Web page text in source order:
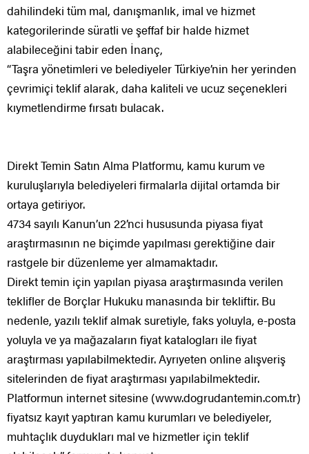
dahilindeki tüm mal, danışmanlık, imal ve hizmet
kategorilerinde süratli ve şeffaf bir halde hizmet
alabileceğini tabir eden İnanç,
“Taşra yönetimleri ve belediyeler Türkiye’nin her yerinden
çevrimiçi teklif alarak, daha kaliteli ve ucuz seçenekleri
kıymetlendirme fırsatı bulacak.
Direkt Temin Satın Alma Platformu, kamu kurum ve
kuruluşlarıyla belediyeleri firmalarla dijital ortamda bir
ortaya getiriyor.
4734 sayılı Kanun’un 22’nci hususunda piyasa fiyat
araştırmasının ne biçimde yapılması gerektiğine dair
rastgele bir düzenleme yer almamaktadır.
Direkt temin için yapılan piyasa araştırmasında verilen
teklifler de Borçlar Hukuku manasında bir tekliftir. Bu
nedenle, yazılı teklif almak suretiyle, faks yoluyla, e-posta
yoluyla ve ya mağazaların fiyat katalogları ile fiyat
araştırması yapılabilmektedir. Ayrıyeten online alışveriş
sitelerinden de fiyat araştırması yapılabilmektedir.
Platformun internet sitesine (www.dogrudantemin.com.tr)
fiyatsız kayıt yaptıran kamu kurumları ve belediyeler,
muhtaçlık duydukları mal ve hizmetler için teklif